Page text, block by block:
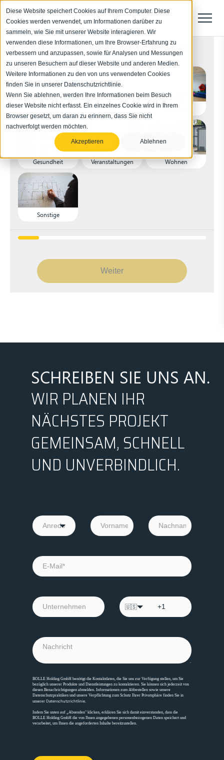
Diese Website speichert Cookies auf Ihrem Computer. Diese
Cookies werden verwendet, um Informationen darüber zu
sammeln, wie Sie mit unserer Website interagieren. Wir
verwenden diese Informationen, um Ihre Browser-Erfahrung zu
verbessern und anzupassen, sowie für Analysen und Messungen
zu unseren Besuchern auf dieser Website und anderen Medien.
Weitere Informationen zu den von uns verwendeten Cookies
finden Sie in unserer Datenschutzrichtlinie.
Wenn Sie ablehnen, werden Ihre Informationen beim Besuch
dieser Website nicht erfasst. Ein einzelnes Cookie wird in Ihrem
Browser gesetzt, um daran zu erinnern, dass Sie nicht
nachverfolgt werden möchten.
Akzeptieren Ablehnen
Für welchen Einsatzbereich ist die Anlage
vorgesehen?
Industrie Bau Bildung
Gesundheit Veranstaltungen Wohnen
Sonstige
Weiter
SCHREIBEN SIE UNS AN.
WIR PLANEN IHR
NÄCHSTES PROJEKT
GEMEINSAM, SCHNELL
UND UNVERBINDLICH.
🇺🇸
BOLLE Holding GmbH benötigt die Kontaktdaten, die Sie uns zur Verfügung stellen, um Sie
bezüglich unserer Produkte und Dienstleistungen zu kontaktieren. Sie können sich jederzeit von
diesen Benachrichtigungen abmelden. Informationen zum Abbestellen sowie unsere
Datenschutzpraktiken und unsere Verpflichtung zum Schutz Ihrer Privatsphäre finden Sie in
unserer Datenschutzrichtlinie.
Indem Sie unten auf „Absenden" klicken, erklären Sie sich damit einverstanden, dass die
BOLLE Holding GmbH die von Ihnen angegebenen personenbezogenen Daten speichert und
verarbeitet, um Ihnen die angeforderten Inhalte bereitzustellen.